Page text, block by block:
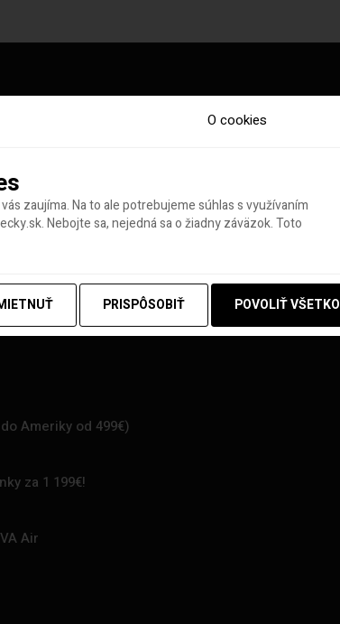
Ameriky od 499€)
za 1 199€!
Air
O cookies
zaujíma. Na to ale potrebujeme súhlas s využívaním
Nebojte sa, nejedná sa o žiadny záväzok. Toto
PRISPÔSOBIŤ POVOLIŤ VŠETKO